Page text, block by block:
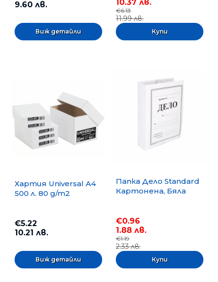
9.60 лв.
Виж детайли
10.37 лв.
€6.13
11.99 лв.
Хартия Universal A4
500 л. 80 g/m2
€5.22
10.21 лв.
Виж детайли
Папка Дело Standard
Картонена, Бяла
€0.96
1.88 лв.
€1.19
2.33 лв.